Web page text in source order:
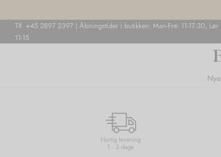
Tlf. +45 2897 2397 | Åbningstider i butikken: Man-Fre: 11-17.30, Lør
11-15
Hurtig levering
1 - 3 dage